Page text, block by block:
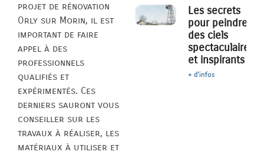
projet de rénovation
Orly sur Morin, il est
important de faire
appel à des
professionnels
qualifiés et
expérimentés. Ces
derniers sauront vous
conseiller sur les
travaux à réaliser, les
matériaux à utiliser et
Les secrets
pour peindre
des ciels
spectaculaires
et inspirants
+ d'infos